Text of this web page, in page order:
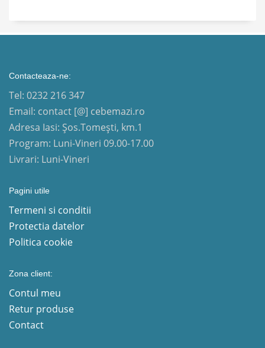
Contacteaza-ne:
Tel: 0232 216 347
Email: contact [@] cebemazi.ro
Adresa Iasi: Șos.Tomești, km.1
Program: Luni-Vineri 09.00-17.00
Livrari: Luni-Vineri
Pagini utile
Termeni si conditii
Protectia datelor
Politica cookie
Zona client:
Contul meu
Retur produse
Contact